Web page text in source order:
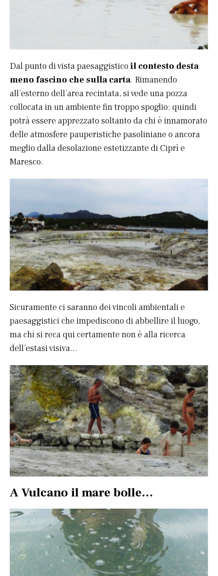
Dal punto di vista paesaggistico il contesto desta
meno fascino che sulla carta. Rimanendo
all’esterno dell’area recintata, si vede una pozza
collocata in un ambiente fin troppo spoglio: quindi
potrà essere apprezzato soltanto da chi è innamorato
delle atmosfere pauperistiche pasoliniane o ancora
meglio dalla desolazione estetizzante di Ciprì e
Maresco.
Sicuramente ci saranno dei vincoli ambientali e
paesaggistici che impediscono di abbellire il luogo,
ma chi si reca qui certamente non è alla ricerca
dell’estasi visiva…
A Vulcano il mare bolle…